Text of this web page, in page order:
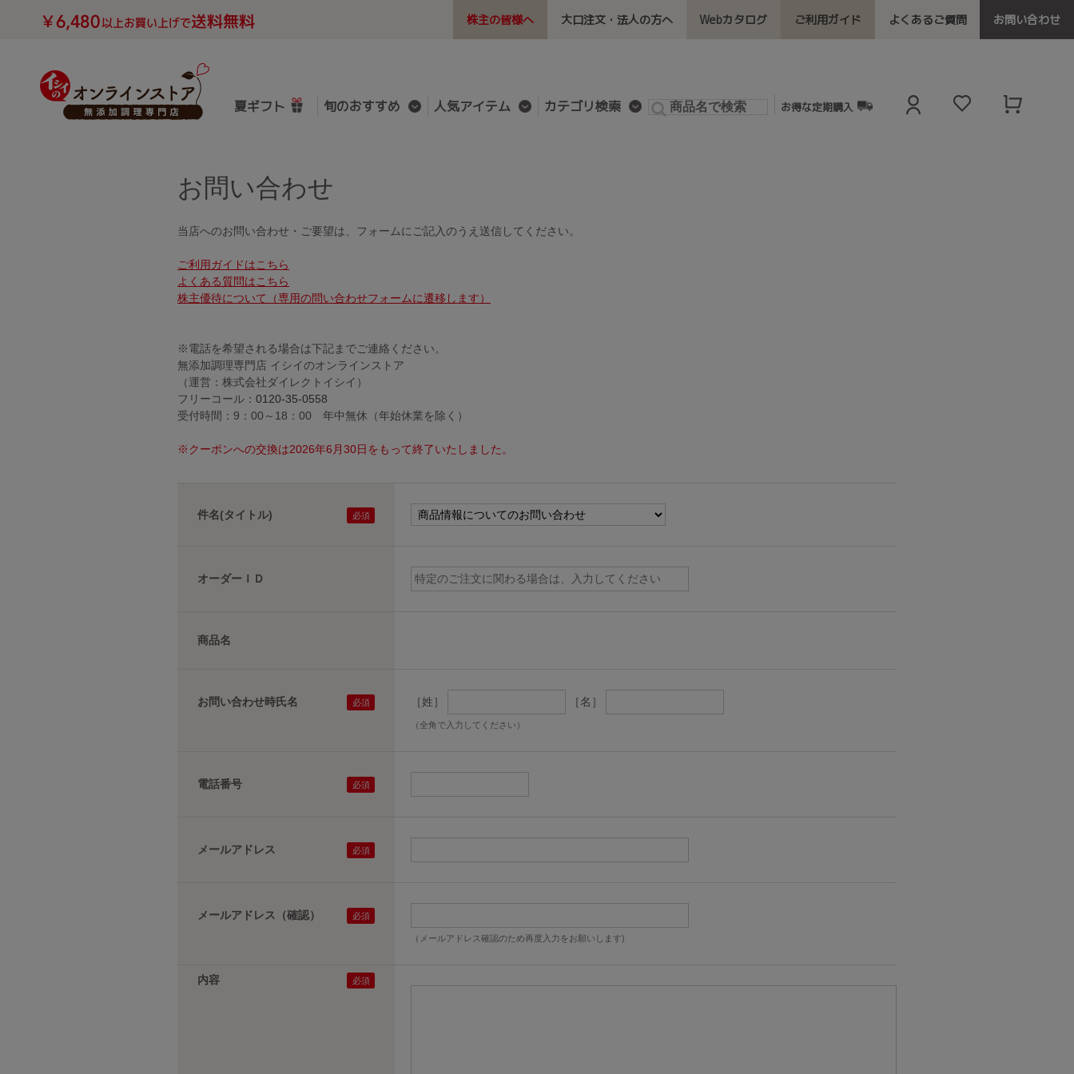
株主の皆様へ 大口注文・法人の方へ Webカタログ ご利用ガイド よくあるご質問 お問い合わせ
夏ギフト 旬のおすすめ 人気アイテム カテゴリ検索 お得な定期購入
お問い合わせ
当店へのお問い合わせ・ご要望は、フォームにご記入のうえ送信してください。
ご利用ガイドはこちら
よくある質問はこちら
株主優待について（専用の問い合わせフォームに遷移します）
※電話を希望される場合は下記までご連絡ください。
無添加調理専門店 イシイのオンラインストア
（運営：株式会社ダイレクトイシイ）
フリーコール： 0120-35-0558
受付時間：9：00～18：00 年中無休（年始休業を除く）
※クーポンへの交換は2026年6月30日をもって終了いたしました。
件名(タイトル)
オーダーＩＤ
商品名
お問い合わせ時氏名 ［姓］ ［名］
（全角で入力してください）
電話番号
メールアドレス
メールアドレス（確認）
（メールアドレス確認のため再度入力をお願いします)
内容